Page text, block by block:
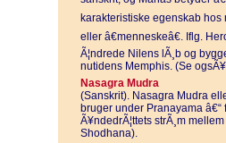
karakteristiske egenskab hos
eller â€menneskeâ€. Iflg.
Ã¦ndrede Nilens lÃ¸b og
nutidens Memphis. (Se
Nasagra Mudra
(Sanskrit). Nasagra Mudra
bruger under Pranayama â€“
Ã¥ndedrÃ¦ttets strÃ¸m
Shodhana).